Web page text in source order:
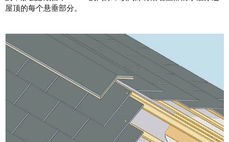
屋顶的每个悬垂部分。